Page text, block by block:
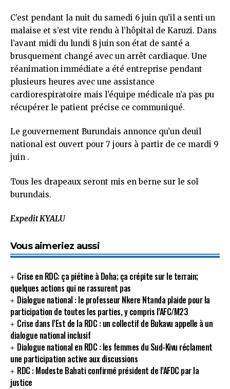
C’est pendant la nuit du samedi 6 juin qu’il a senti un
malaise et s’est vite rendu à l’hôpital de Karuzi. Dans
l’avant midi du lundi 8 juin son état de santé a
brusquement changé avec un arrêt cardiaque. Une
réanimation immédiate a été entreprise pendant
plusieurs heures avec une assistance
cardiorespiratoire mais l’équipe médicale n’a pas pu
récupérer le patient précise ce communiqué.
Le gouvernement Burundais annonce qu’un deuil
national est ouvert pour 7 jours à partir de ce mardi 9
juin .
Tous les drapeaux seront mis en berne sur le sol
burundais.
Expedit KYALU
Vous aimeriez aussi
Crise en RDC: ça piétine à Doha; ça crépite sur le terrain;
quelques actions qui ne rassurent pas
Dialogue national : le professeur Nkere Ntanda plaide pour la
participation de toutes les parties, y compris l’AFC/M23
Crise dans l’Est de la RDC : un collectif de Bukavu appelle à un
dialogue national inclusif
Dialogue national en RDC : les femmes du Sud-Kivu réclament
une participation active aux discussions
RDC : Modeste Bahati confirmé président de l’AFDC par la
justice